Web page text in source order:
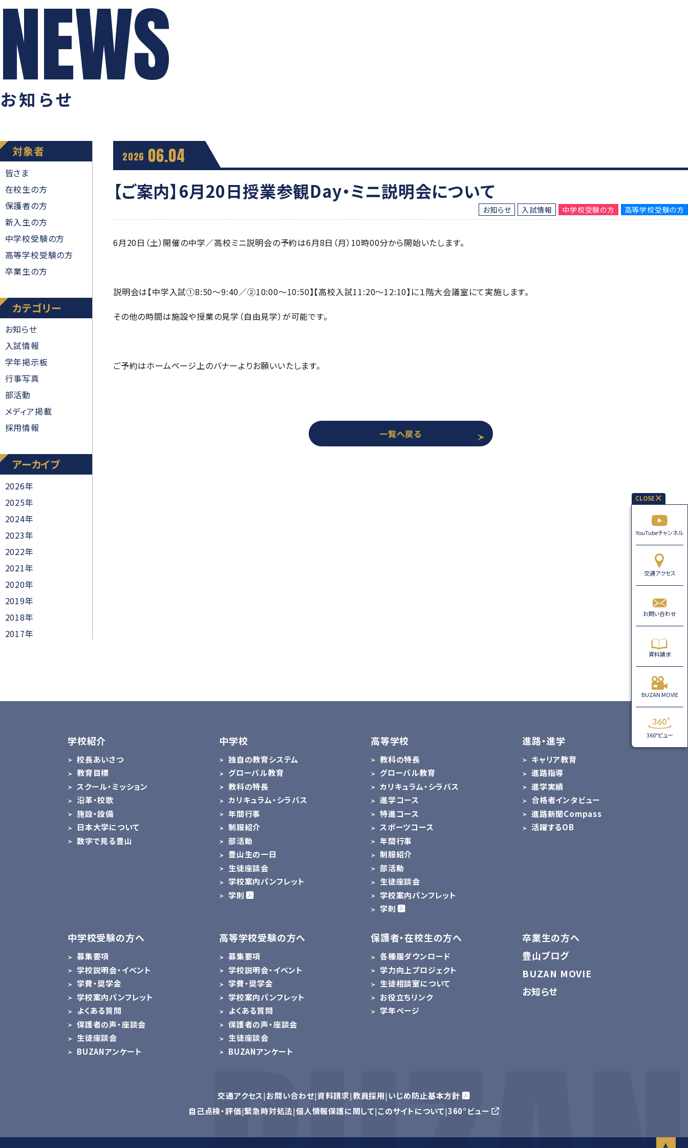
YouTubeチャンネル
交通アクセス
お問い合わせ
資料請求
BUZAN MOVIE
360°ビュー
お知らせ
対象者
皆さま
在校生の方
保護者の方
新入生の方
中学校受験の方
高等学校受験の方
卒業生の方
カテゴリー
お知らせ
入試情報
学年掲示板
行事写真
部活動
メディア掲載
採用情報
アーカイブ
2026年
2025年
2024年
2023年
2022年
2021年
2020年
2019年
2018年
2017年
2026 06.04
【ご案内】6月20日授業参観Day・ミニ説明会について
お知らせ 入試情報 中学校受験の方 高等学校受験の方
6月20日（土）開催の中学／高校ミニ説明会の予約は6月8日（月）10時00分から開始いたします。
説明会は【中学入試①8:50～9:40／②10:00～10:50】【高校入試11:20～12:10】に１階大会議室にて実施します。
その他の時間は施設や授業の見学（自由見学）が可能です。
ご予約はホームページ上のバナーよりお願いいたします。
一覧へ戻る
学校紹介
校長あいさつ
教育目標
スクール・ミッション
沿革・校歌
施設・設備
日本大学について
数字で見る豊山
中学校
独自の教育システム
グローバル教育
教科の特長
カリキュラム・シラバス
年間行事
制服紹介
部活動
豊山生の一日
生徒座談会
学校案内パンフレット
学則
高等学校
教科の特長
グローバル教育
カリキュラム・シラバス
進学コース
特進コース
スポーツコース
年間行事
制服紹介
部活動
生徒座談会
学校案内パンフレット
学則
進路・進学
キャリア教育
進路指導
進学実績
合格者インタビュー
進路新聞Compass
活躍するOB
中学校受験の方へ
募集要項
学校説明会・イベント
学費・奨学金
学校案内パンフレット
よくある質問
保護者の声・座談会
生徒座談会
BUZANアンケート
高等学校受験の方へ
募集要項
学校説明会・イベント
学費・奨学金
学校案内パンフレット
よくある質問
保護者の声・座談会
生徒座談会
BUZANアンケート
保護者・在校生の方へ
各種届ダウンロード
学力向上プロジェクト
生徒相談室について
お役立ちリンク
学年ページ
卒業生の方へ
豊山ブログ
BUZAN MOVIE
お知らせ
交通アクセス お問い合わせ 資料請求 教員採用 いじめ防止基本方針
自己点検・評価 緊急時対処法 個人情報保護に関して このサイトについて 360°ビュー